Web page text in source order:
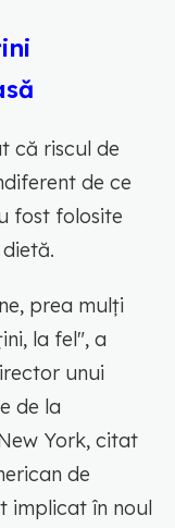
că riscul de
de ce
fost folosite
prea mulți
la fel", a
unui
de la
York, citat
de
implicat în noul